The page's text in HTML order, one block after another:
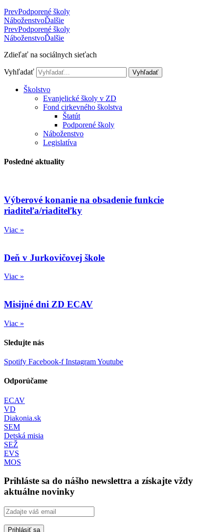
PrevPodporené školy
NáboženstvoĎalšie
PrevPodporené školy
NáboženstvoĎalšie
Zdieľať na sociálnych sieťach
Vyhľadať Vyhľadať
Školstvo
Evanjelické školy v ZD
Fond cirkevného školstva
Štatút
Podporené školy
Náboženstvo
Legislatíva
Posledné aktuality
Výberové konanie na obsadenie funkcie
riaditeľa/riaditeľky
Viac »
Deň v Jurkovičovej škole
Viac »
Misijné dni ZD ECAV
Viac »
Sledujte nás
Spotify Facebook-f InstagramYoutube
Odporúčame
ECAV
VD
Diakonia.sk
SEM
Detská misia
SEŽ
EVS
MOS
Prihláste sa do nášho newslettra a získajte vždy
aktuálne novinky